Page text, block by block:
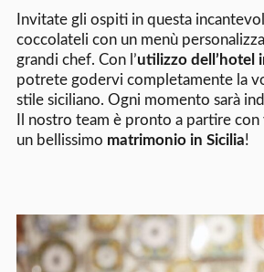
Invitate gli ospiti in questa
coccolateli con un menù
grandi chef. Con l’utilizzo dell’hotel
potrete godervi completamente la
stile siciliano. Ogni momento sarà
Il nostro team è pronto a partire
un bellissimo matrimonio in Sicilia!